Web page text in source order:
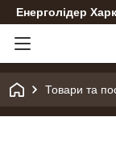
Енерголідер
Товари та